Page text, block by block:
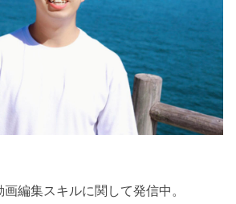
編集スキルに関して発信中。